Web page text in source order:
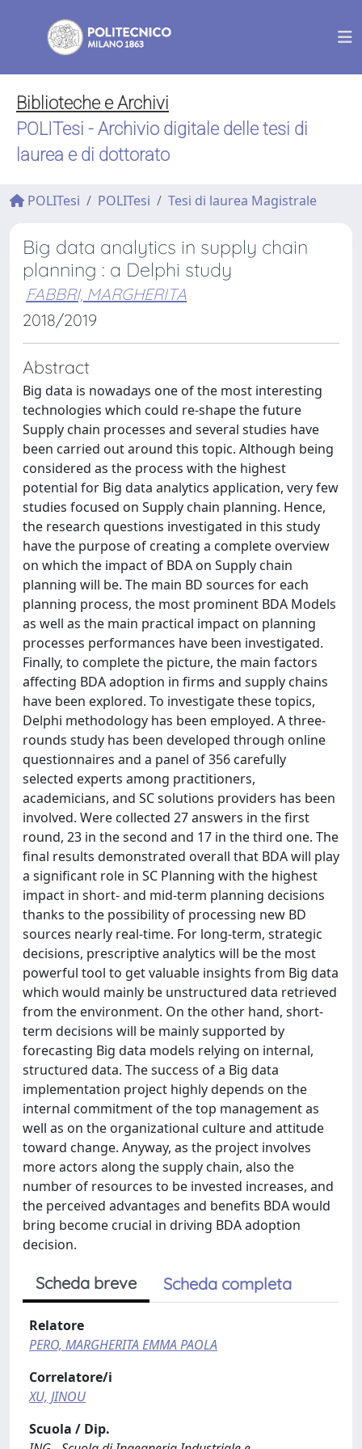
Biblioteche e Archivi
POLITesi - Archivio digitale delle tesi di
laurea e di dottorato
POLITesi POLITesi Tesi di laurea Magistrale
Big data analytics in supply chain
planning : a Delphi study
FABBRI, MARGHERITA
2018/2019
Abstract
Big data is nowadays one of the most interesting
technologies which could re-shape the future
Supply chain processes and several studies have
been carried out around this topic. Although being
considered as the process with the highest
potential for Big data analytics application, very few
studies focused on Supply chain planning. Hence,
the research questions investigated in this study
have the purpose of creating a complete overview
on which the impact of BDA on Supply chain
planning will be. The main BD sources for each
planning process, the most prominent BDA Models
as well as the main practical impact on planning
processes performances have been investigated.
Finally, to complete the picture, the main factors
affecting BDA adoption in firms and supply chains
have been explored. To investigate these topics,
Delphi methodology has been employed. A three-
rounds study has been developed through online
questionnaires and a panel of 356 carefully
selected experts among practitioners,
academicians, and SC solutions providers has been
involved. Were collected 27 answers in the first
round, 23 in the second and 17 in the third one. The
final results demonstrated overall that BDA will play
a significant role in SC Planning with the highest
impact in short- and mid-term planning decisions
thanks to the possibility of processing new BD
sources nearly real-time. For long-term, strategic
decisions, prescriptive analytics will be the most
powerful tool to get valuable insights from Big data
which would mainly be unstructured data retrieved
from the environment. On the other hand, short-
term decisions will be mainly supported by
forecasting Big data models relying on internal,
structured data. The success of a Big data
implementation project highly depends on the
internal commitment of the top management as
well as on the organizational culture and attitude
toward change. Anyway, as the project involves
more actors along the supply chain, also the
number of resources to be invested increases, and
the perceived advantages and benefits BDA would
bring become crucial in driving BDA adoption
decision.
Scheda breve Scheda completa
Relatore
PERO, MARGHERITA EMMA PAOLA
Correlatore/i
XU, JINOU
Scuola / Dip.